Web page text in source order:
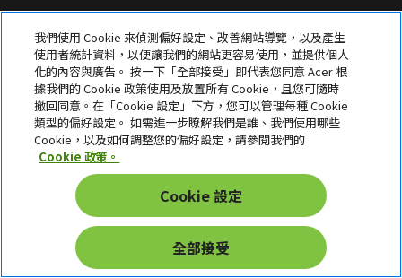
關於宏碁
服務
宏碁網路商城
在社群上追蹤 Acer
我們使用 Cookie 來偵測偏好設定、改善網站導覽，以及產生
使用者統計資料，以便讓我們的網站更容易使用，並提供個人
化的內容與廣告。 按一下「全部接受」即代表您同意 Acer 根
據我們的 Cookie 政策使用及放置所有 Cookie，且您可隨時
撤回同意。在「Cookie 設定」下方，您可以管理每種 Cookie
類型的偏好設定。 如需進一步瞭解我們是誰、我們使用哪些
Cookie，以及如何調整您的偏好設定，請參閱我們的
Cookie 政策。
Cookie 設定
全部接受